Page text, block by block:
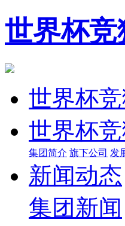
世界杯
世界杯
世界杯
集团简介 旗下公司 发
新闻动态
集团新闻